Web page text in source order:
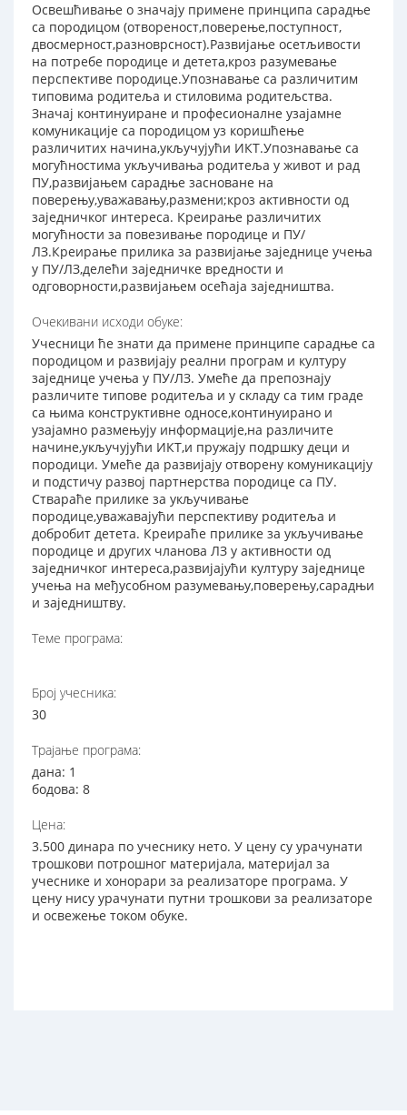
Освешћивање о значају примене принципа сарадње
са породицом (отвореност,поверење,поступност,
двосмерност,разноврсност).Развијање осетљивости
на потребе породице и детета,кроз разумевање
перспективе породице.Упознавање са различитим
типовима родитеља и стиловима родитељства.
Значај континуиране и професионалне узајамне
комуникације са породицом уз коришћење
различитих начина,укључујући ИКТ.Упознавање са
могућностима укључивања родитеља у живот и рад
ПУ,развијањем сарадње засноване на
поверењу,уважавању,размени;кроз активности од
заједничког интереса. Креирање различитих
могућности за повезивање породице и ПУ/
ЛЗ.Креирање прилика за развијање заједнице учења
у ПУ/ЛЗ,делећи заједничке вредности и
одговорности,развијањем осећаја заједништва.
Очекивани исходи обуке:
Учесници ће знати да примене принципе сарадње са
породицом и развијају реални програм и културу
заједнице учења у ПУ/ЛЗ. Умеће да препознају
различите типове родитеља и у складу са тим граде
са њима конструктивне односе,континуирано и
узајамно размењују информације,на различите
начине,укључујући ИКТ,и пружају подршку деци и
породици. Умеће да развијају отворену комуникацију
и подстичу развој партнерства породице са ПУ.
Ствараће прилике за укључивање
породице,уважавајући перспективу родитеља и
добробит детета. Креираће прилике за укључивање
породице и других чланова ЛЗ у активности од
заједничког интереса,развијајући културу заједнице
учења на међусобном разумевању,поверењу,сарадњи
и заједништву.
Теме програма:
Број учесника:
30
Трајање програма:
дана: 1
бодова: 8
Цена:
3.500 динара по учеснику нето. У цену су урачунати
трошкови потрошног материјала, материјал за
учеснике и хонорари за реализаторе програма. У
цену нису урачунати путни трошкови за реализаторе
и освежење током обуке.